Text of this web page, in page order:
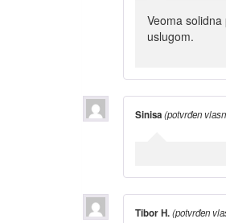
Veoma
uslugom.
Sinisa(potvrđen
Tibor H.(potvrđen